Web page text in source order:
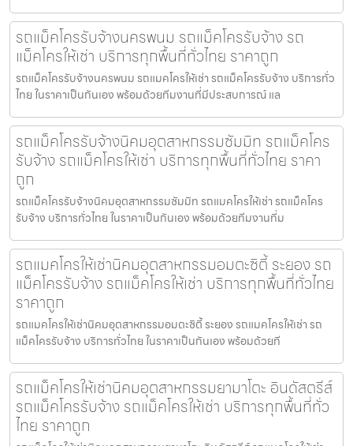
รถแม็คโครรับจ้างนครพนม รถแม็คโครรับจ้าง รถ
แม็คโครให้เช่า บริการทุกพื้นที่ทั่วไทย ราคาถูก
รถแม็คโครรับจ้างนครพนม รถแมคโครให้เช่า รถแม็คโครรับจ้าง บริการทั่ว
ไทย ในราคาเป็นกันเอง พร้อมด้วยทีมงานที่มีประสบการณ์ แล
รถแม็คโครรับจ้างนิคมอุตสาหกรรมซัมมิท รถแม็คโคร
รับจ้าง รถแม็คโครให้เช่า บริการทุกพื้นที่ทั่วไทย ราคา
ถูก
รถแม็คโครรับจ้างนิคมอุตสาหกรรมซัมมิท รถแมคโครให้เช่า รถแม็คโคร
รับจ้าง บริการทั่วไทย ในราคาเป็นกันเอง พร้อมด้วยทีมงานที่ม
รถแมคโครให้เช่านิคมอุตสาหกรรมอมตะซิตี้ ระยอง รถ
แม็คโครรับจ้าง รถแม็คโครให้เช่า บริการทุกพื้นที่ทั่วไทย
ราคาถูก
รถแมคโครให้เช่านิคมอุตสาหกรรมอมตะซิตี้ ระยอง รถแมคโครให้เช่า รถ
แม็คโครรับจ้าง บริการทั่วไทย ในราคาเป็นกันเอง พร้อมด้วยที
รถแม็คโครให้เช่านิคมอุตสาหกรรมยามาโตะ อินดัสตรีส์
รถแม็คโครรับจ้าง รถแม็คโครให้เช่า บริการทุกพื้นที่ทั่ว
ไทย ราคาถูก